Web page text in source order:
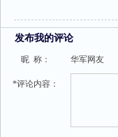
发布我的评论
昵 称： 华军网友
*评论内容：